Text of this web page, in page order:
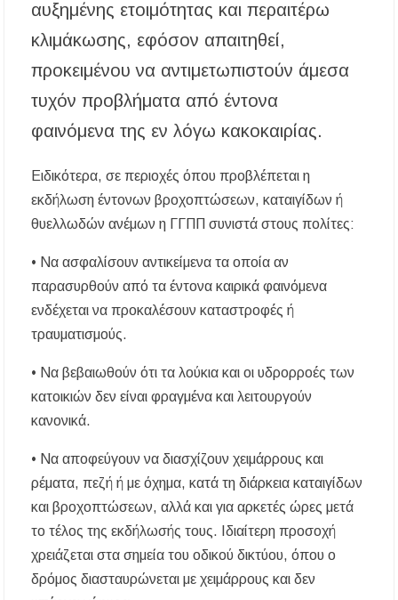
αυξημένης ετοιμότητας και περαιτέρω
κλιμάκωσης, εφόσον απαιτηθεί,
προκειμένου να αντιμετωπιστούν άμεσα
τυχόν προβλήματα από έντονα
φαινόμενα της εν λόγω κακοκαιρίας.
Ειδικότερα, σε περιοχές όπου προβλέπεται η
εκδήλωση έντονων βροχοπτώσεων, καταιγίδων ή
θυελλωδών ανέμων η ΓΓΠΠ συνιστά στους πολίτες:
• Να ασφαλίσουν αντικείμενα τα οποία αν
παρασυρθούν από τα έντονα καιρικά φαινόμενα
ενδέχεται να προκαλέσουν καταστροφές ή
τραυματισμούς.
• Να βεβαιωθούν ότι τα λούκια και οι υδρορροές των
κατοικιών δεν είναι φραγμένα και λειτουργούν
κανονικά.
• Να αποφεύγουν να διασχίζουν χειμάρρους και
ρέματα, πεζή ή με όχημα, κατά τη διάρκεια καταιγίδων
και βροχοπτώσεων, αλλά και για αρκετές ώρες μετά
το τέλος της εκδήλωσής τους. Ιδιαίτερη προσοχή
χρειάζεται στα σημεία του οδικού δικτύου, όπου ο
δρόμος διασταυρώνεται με χειμάρρους και δεν